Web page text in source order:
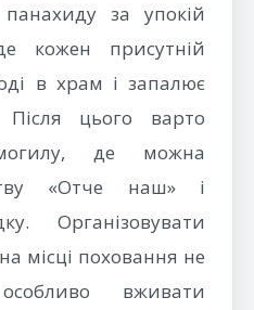
за упокій
кожен присутній
в храм і запалює
Після цього варто
де можна
«Отче наш» і
Організовувати
місці поховання не
вживати